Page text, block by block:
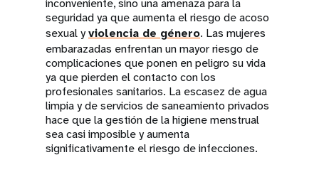
inconveniente, sino una amenaza para la
seguridad ya que aumenta el riesgo de acoso
sexual yviolencia de género. Las mujeres
embarazadas enfrentan un mayor riesgo de
complicaciones que ponen en peligro su vida
ya que pierden el contacto con los
profesionales sanitarios. La escasez de agua
limpia y de servicios de saneamiento privados
hace que la gestión de la higiene menstrual
sea casi imposible y aumenta
significativamente el riesgo de infecciones.